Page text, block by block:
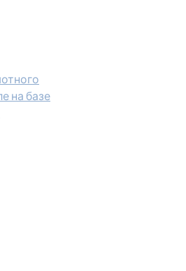
на базе